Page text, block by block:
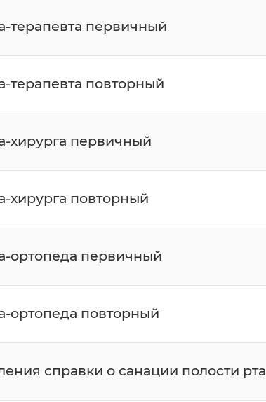
терапевта первичный
терапевта повторный
хирурга первичный
хирурга повторный
ортопеда первичный
ортопеда повторный
справки о санации полости рта